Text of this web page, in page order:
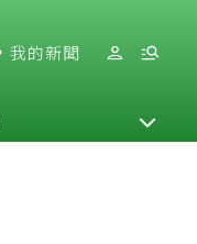
我的新聞